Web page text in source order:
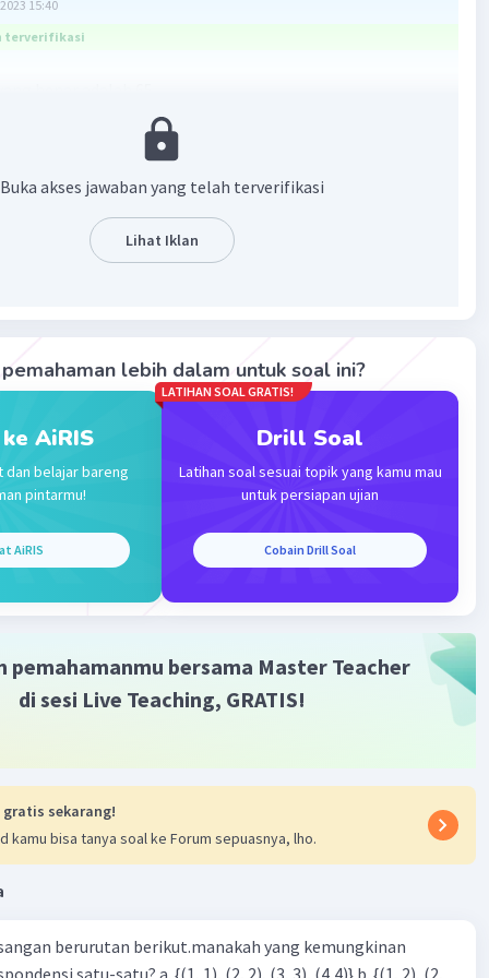
15:40
terverifikasi
menggunakan sifat distributif = ...?
a × (b ± c) = (a × b) ± (a × c)
= -(a × b)
sifat distributif pada perkalian diperoleh:
x (-7)]
(5 x 7)]
perkalian tersebut menggunakan sifat distributif adalah
Buka akses jawaban yang telah terverifikasi
Lihat Iklan
lebih dalam untuk soal ini?
AiRIS
dan belajar bareng
pintarmu!
AiRIS
LATIHAN SOAL GRATIS!
Drill Soal
Latihan soal sesuai topik yang kamu mau
untuk persiapan ujian
Cobain Drill Soal
pemahamanmu bersama Master Teacher
di sesi Live Teaching, GRATIS!
gratis sekarang!
kamu bisa tanya soal ke Forum sepuasnya, lho.
berurutan berikut.manakah yang kemungkinan